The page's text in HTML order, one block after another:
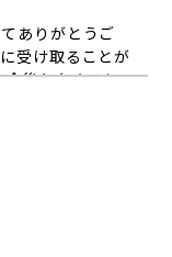
ありがとうご
受け取ることが
後ともよろし